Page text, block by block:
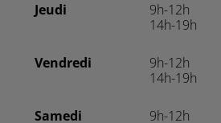
Jeudi
9h-12h
14h-19h
Vendredi
9h-12h
14h-19h
Samedi 9h-12h